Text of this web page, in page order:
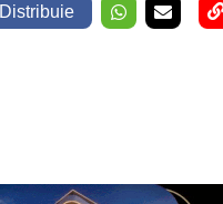
Distribuie